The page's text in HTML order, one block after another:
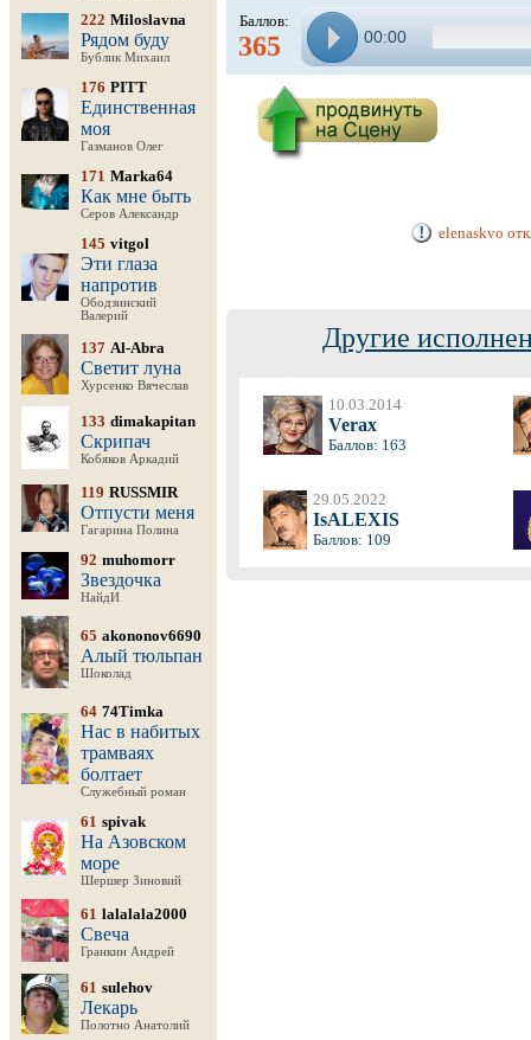
222 Miloslavna
Рядом буду
Бублик Михаил
176 PITT
Единственная
моя
Газманов Олег
171 Marka64
Как мне быть
Серов Александр
145 vitgol
Эти глаза
напротив
Ободзинский
Валерий
137 Al-Abra
Светит луна
Хурсенко Вячеслав
133 dimakapitan
Скрипач
Кобяков Аркадий
119 RUSSMIR
Отпусти меня
Гагарина Полина
92 muhomorr
Звездочка
НайдИ
65 akononov6690
Алый тюльпан
Шоколад
64 74Timka
Нас в набитых
трамваях
болтает
Служебный роман
61 spivak
На Азовском
море
Шершер Зиновий
61 lalalala2000
Свеча
Гранкин Андрей
61 sulehov
Лекарь
Полотно Анатолий
Баллов:
365 00:00
elenaskvo
Другие
10.03.2014
Verax
Баллов: 163
29.05.2022
IsALEXIS
Баллов: 109